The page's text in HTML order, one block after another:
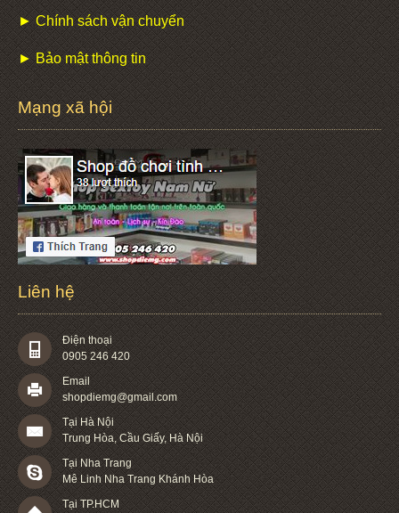
► Chính sách vận chuyển
► Bảo mật thông tin
Mạng xã hội
Liên hệ
Điện thoại
0905 246 420
Email
shopdiemg@gmail.com
Tại Hà Nội
Trung Hòa, Cầu Giấy, Hà Nội
Tại Nha Trang
Mê Linh Nha Trang Khánh Hòa
Tại TP.HCM